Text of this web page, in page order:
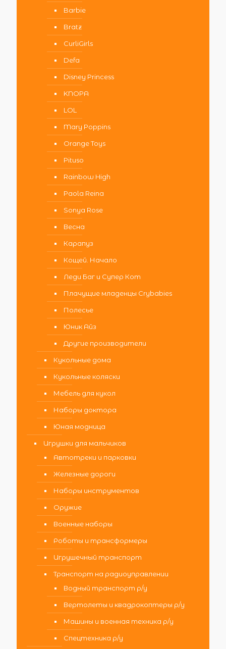
Barbie
Bratz
CurliGirls
Defa
Disney Princess
KNOPA
LOL
Mary Poppins
Orange Toys
Pituso
Rainbow High
Paola Reina
Sonya Rose
Весна
Карапуз
Кощей. Начало
Леди Баг и Супер Кот
Плачущие младенцы Crybabies
Полесье
Юник Айз
Другие производители
Кукольные дома
Кукольные коляски
Мебель для кукол
Наборы доктора
Юная модница
Игрушки для мальчиков
Автотреки и парковки
Железные дороги
Наборы инструментов
Оружие
Военные наборы
Роботы и трансформеры
Игрушечный транспорт
Транспорт на радиоуправлении
Водный транспорт р/у
Вертолеты и квадрокоптеры р/у
Машины и военная техника р/у
Спецтехника р/у